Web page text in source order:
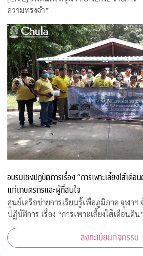
ความทรงจำ”
อบรมเชิงปฏิบัติการเรื่อง “การเพาะเลี้ยงไส้เดื
แก่เกษตรกรและผู้ที่สนใจ
ศูนย์เครือข่ายการเรียนรู้เพื่อภูมิภาค จุฬาฯ
ปฏิบัติการ เรื่อง “การเพาะเลี้ยงไส้เดือนดิน”
ลงทะเบียนกิจกรรม